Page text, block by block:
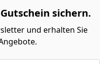
sichern.
und erhalten Sie